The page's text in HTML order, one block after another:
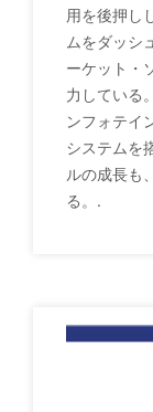
用を後押し
ムをダッシ
ーケット・
力している
ンフォテイ
システムを
ルの成長も
る。.